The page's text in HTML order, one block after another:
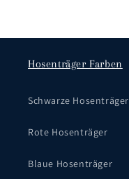
Hosenträger Farben
Schwarze Hosenträger
Rote Hosenträger
Blaue Hosenträger